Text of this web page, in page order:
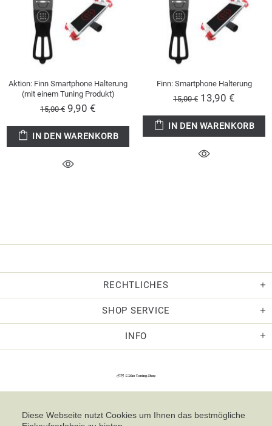
Aktion: Finn Smartphone Halterung
(mit einem Tuning Produkt)
15,00 € 9,90 €
IN DEN WARENKORB
Finn: Smartphone Halterung
15,00 € 13,90 €
IN DEN WARENKORB
RECHTLICHES
SHOP SERVICE
INFO
Diese Webseite nutzt Cookies um Ihnen das bestmögliche